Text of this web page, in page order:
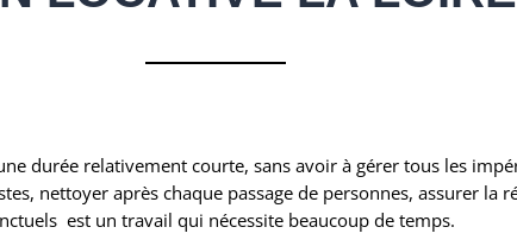
durée relativement courte, sans avoir à gérer tous les
nettoyer après chaque passage de personnes, assurer la
est un travail qui nécessite beaucoup de temps.